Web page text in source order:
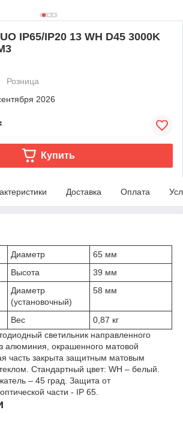
IP65/IP20 13 WH D45 3000K
Розница
2026
Купить
Доставка Оплата
Диаметр
65 мм
Высота
39 мм
Диаметр
(установочный)
58 мм
Вес
0,87 кг
светильник направленного
алюминия, окрашенного матовой
часть закрыта защитным матовым
Стандартный цвет: WH – белый.
– 45 град. Защита от
части - IP 65.